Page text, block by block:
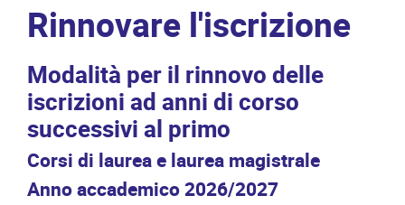
Rinnovare l'iscrizione
Modalità per il rinnovo delle
iscrizioni ad anni di corso
successivi al primo
Corsi di laurea e laurea magistrale
Anno accademico 2026/2027